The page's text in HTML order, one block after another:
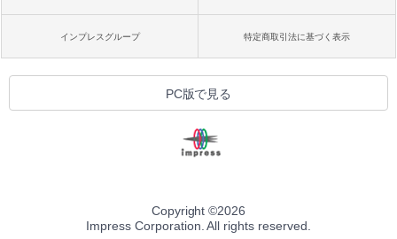
インプレスグループ 特定商取引法に基づく表示
PC版で見る
Copyright ©2026
Impress Corporation. All rights reserved.